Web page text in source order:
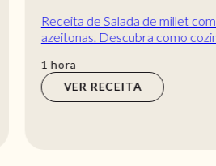
Receita de Salada de millet
azeitonas. Descubra como
maneira...
1 hora
hora
VER RECEITA